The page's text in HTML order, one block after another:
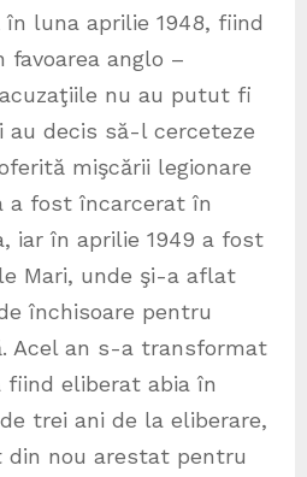
luna aprilie 1948, fiind
favoarea anglo –
nu au putut fi
au decis să-l cerceteze
mişcării legionare
a fost încarcerat în
iar în aprilie 1949 a fost
Mari, unde şi-a aflat
închisoare pentru
Acel an s-a transformat
eliberat abia în
trei ani de la eliberare,
din nou arestat pentru